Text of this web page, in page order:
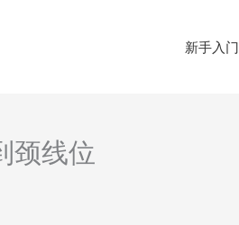
新手入门
颈线位